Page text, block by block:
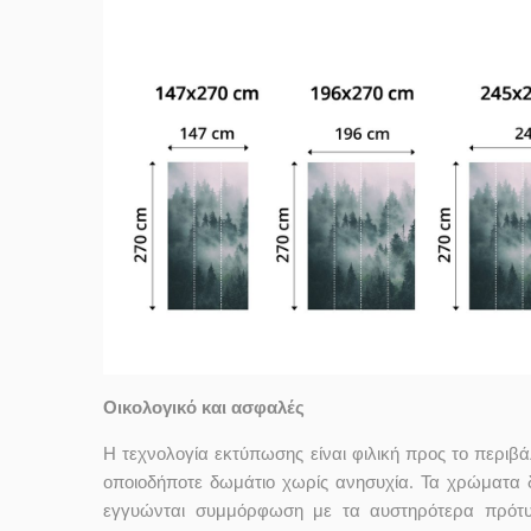
Οικολογικό και ασφαλές
Η τεχνολογία εκτύπωσης είναι φιλική προς το
οποιοδήποτε δωμάτιο χωρίς ανησυχία. Τα χρώματα
εγγυώνται συμμόρφωση με τα αυστηρότερα